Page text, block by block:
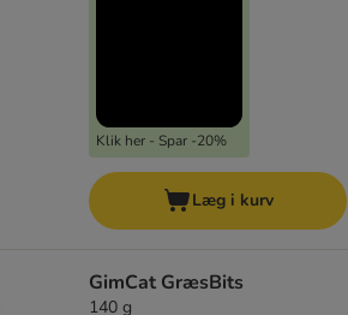
Klik her - Spar -20%
Læg i kurv
GimCat GræsBits
140 g